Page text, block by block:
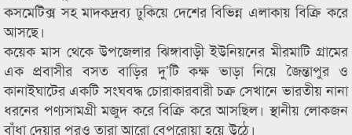
কসমেটিক্স সহ মাদকদ্রব্য ঢুকিয়ে দেশের বিভিন্ন এলাকায় বিক্রি করে
আসছে।
কয়েক মাস থেকে উপজেলার ঝিঙ্গাবাড়ী ইউনিয়নের মীরমাটি গ্রামের
এক প্রবাসীর বসত বাড়ির দু’টি কক্ষ ভাড়া নিয়ে জৈন্তাপুর ও
কানাইঘাটের একটি সংঘবদ্ধ চোরাকারবারী চক্র সেখানে ভারতীয় নানা
ধরনের পণ্যসামগ্রী মজুদ করে বিক্রি করে আসছিল। স্থানীয় লোকজন
বাঁধা দেয়ার পরও তারা আরো বেপরোয়া হয়ে উঠে।